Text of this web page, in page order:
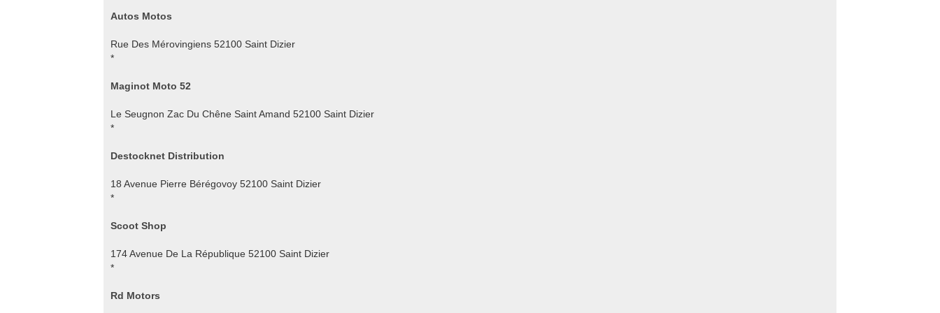
Autos Motos
Rue Des Mérovingiens 52100 Saint Dizier
*
Maginot Moto 52
Le Seugnon Zac Du Chêne Saint Amand 52100 Saint Dizier
*
Destocknet Distribution
18 Avenue Pierre Bérégovoy 52100 Saint Dizier
*
Scoot Shop
174 Avenue De La République 52100 Saint Dizier
*
Rd Motors